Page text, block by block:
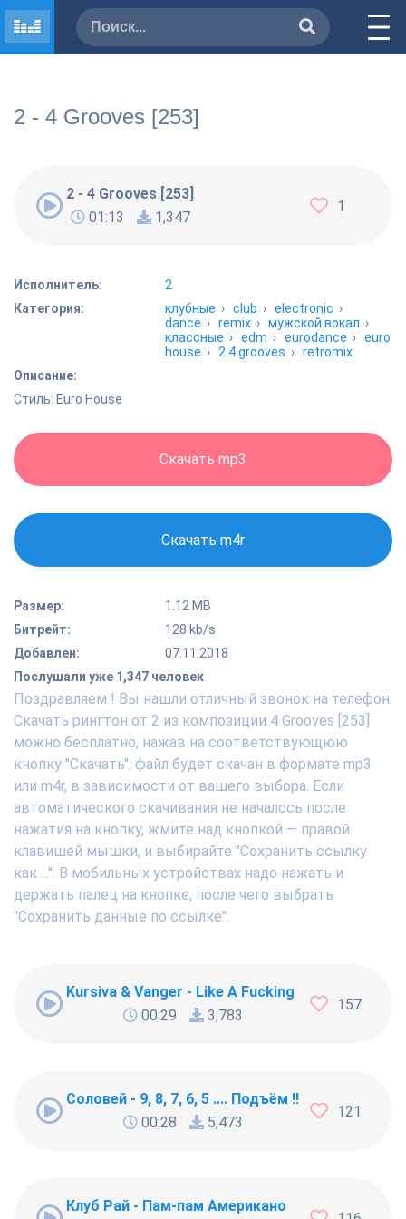
2 - 4 Grooves [253]
2 - 4 Grooves [253]
01:13
1,347
1
Исполнитель:
2
Категория:
клубные ›club ›electronic ›
dance ›remix ›мужской вокал ›
классные ›edm ›eurodance ›euro
house › 2 4 grooves ›retromix
Описание:
Стиль: Euro House
Скачать mp3
Скачать m4r
Размер:
1.12 MB
Битрейт:
128 kb/s
Добавлен:
07.11.2018
Послушали уже 1,347 человек
Поздравляем ! Вы нашли отличный звонок на телефон.
Скачать рингтон от 2 из композиции 4 Grooves [253]
можно бесплатно, нажав на соответствующюю
кнопку "Скачать", файл будет скачан в формате mp3
или m4r, в зависимости от вашего выбора. Если
автоматического скачивания не началось после
нажатия на кнопку, жмите над кнопкой — правой
клавишей мышки, и выбирайте "Сохранить ссылку
как ...". В мобильных устройствах надо нажать и
держать палец на кнопке, после чего выбрать
"Сохранить данные по ссылке".
Kursiva & Vanger - Like A Fucking Newbie
00:29
3,783
157
Соловей - 9, 8, 7, 6, 5 .... Подъём !!!
00:28
5,473
121
Клуб Рай - Пам-пам Американо